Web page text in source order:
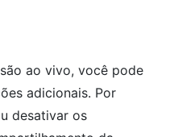
ao vivo, você pode
adicionais. Por
desativar os